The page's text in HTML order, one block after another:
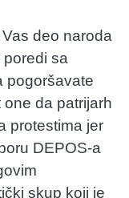
deo naroda
sa
pogoršavate
da patrijarh
protestima jer
DEPOS-a
skup koji je